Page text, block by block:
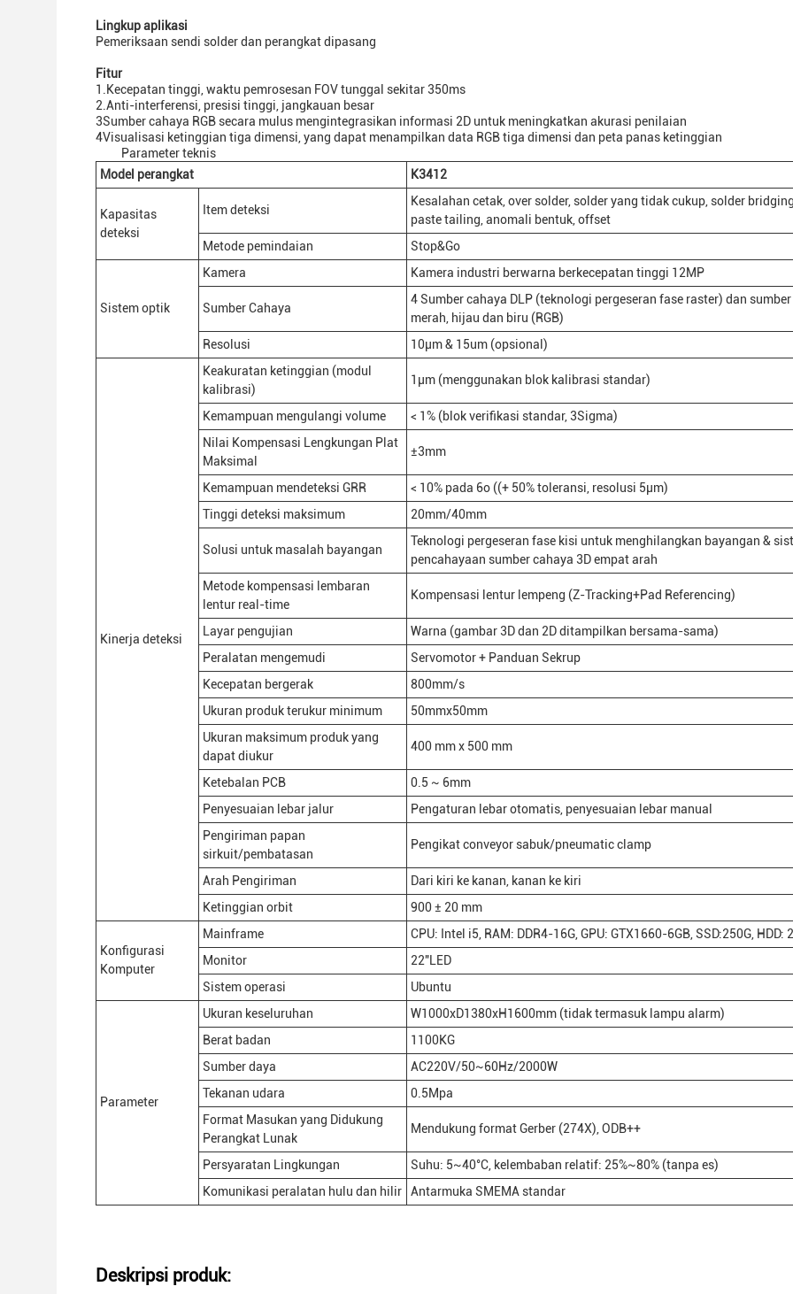
Lingkup aplikasi
Pemeriksaan sendi solder dan perangkat dipasang
Fitur
1.Kecepatan tinggi, waktu pemrosesan FOV tunggal sekitar 350ms
2.Anti-interferensi, presisi tinggi, jangkauan besar
3Sumber cahaya RGB secara mulus mengintegrasikan informasi 2D untuk meningkatkan akurasi penilaian
4Visualisasi ketinggian tiga dimensi, yang dapat menampilkan data RGB tiga dimensi dan peta panas ketinggian
Parameter teknis
Model perangkat
K3412
Kapasitas
deteksi
Item deteksi
Kesalahan cetak, over solder, solder yang tidak cukup, solder
paste tailing, anomali bentuk, offset
Metode pemindaian
Stop&Go
Sistem optik
Kamera Kamera industri berwarna berkecepatan tinggi 12MP
Sumber Cahaya
4 Sumber cahaya DLP (teknologi pergeseran fase raster) dan
merah, hijau dan biru (RGB)
Resolusi
10μm & 15um (opsional)
Kinerja deteksi
Keakuratan ketinggian (modul
kalibrasi)
1μm (menggunakan blok kalibrasi standar)
Kemampuan mengulangi volume
< 1% (blok verifikasi standar, 3Sigma)
Nilai Kompensasi Lengkungan Plat
Maksimal
±3mm
Kemampuan mendeteksi GRR
< 10% pada 6o ((+ 50% toleransi, resolusi 5μm)
Tinggi deteksi maksimum
20mm/40mm
Solusi untuk masalah bayangan
Teknologi pergeseran fase kisi untuk menghilangkan bayangan &
pencahayaan sumber cahaya 3D empat arah
Metode kompensasi lembaran
lentur real-time
Kompensasi lentur lempeng (Z-Tracking+Pad Referencing)
Layar pengujian
Warna (gambar 3D dan 2D ditampilkan bersama-sama)
Peralatan mengemudi
Servomotor + Panduan Sekrup
Kecepatan bergerak
800mm/s
Ukuran produk terukur minimum
50mmx50mm
Ukuran maksimum produk yang
dapat diukur
400 mm x 500 mm
Ketebalan PCB
0.5 ~ 6mm
Penyesuaian lebar jalur
Pengaturan lebar otomatis, penyesuaian lebar manual
Pengiriman papan
sirkuit/pembatasan
Pengikat conveyor sabuk/pneumatic clamp
Arah Pengiriman
Dari kiri ke kanan, kanan ke kiri
Ketinggian orbit
900 ± 20 mm
Konfigurasi
Komputer
Mainframe
CPU: Intel i5, RAM: DDR4-16G, GPU: GTX1660-6GB, SSD:250G, HDD:
Monitor
22"LED
Sistem operasi
Ubuntu
Parameter
Ukuran keseluruhan
W1000xD1380xH1600mm (tidak termasuk lampu alarm)
Berat badan
1100KG
Sumber daya
AC220V/50~60Hz/2000W
Tekanan udara
0.5Mpa
Format Masukan yang Didukung
Perangkat Lunak
Mendukung format Gerber (274X), ODB++
Persyaratan Lingkungan
Suhu: 5~40°C, kelembaban relatif: 25%~80% (tanpa es)
Komunikasi peralatan hulu dan hilir
Antarmuka SMEMA standar
Deskripsi produk: